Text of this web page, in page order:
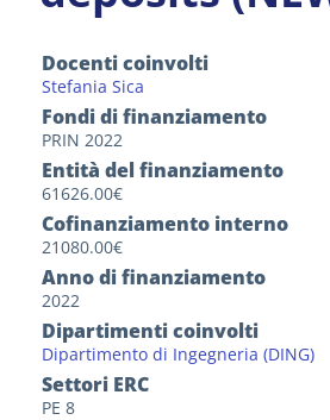
Docenti coinvolti
Stefania Sica
Fondi di finanziamento
PRIN 2022
Entità del finanziamento
61626.00€
Cofinanziamento interno
21080.00€
Anno di finanziamento
2022
Dipartimenti coinvolti
Dipartimento di Ingegneria (DING)
Settori ERC
PE 8